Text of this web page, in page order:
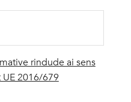
rindude ai sens
2016/679